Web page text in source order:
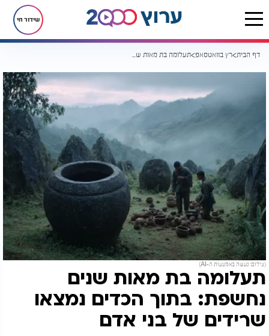
שידור חי
דף הבית רץ בוואטסאפ תעלומה בת מאות שנים נחשפת: בתוך הכדים נמצאו שרידים של בני אדם
(צילום: נעשה באמצעות ה-AI)
תעלומה בת מאות שנים
נחשפת: בתוך הכדים נמצאו
שרידים של בני אדם